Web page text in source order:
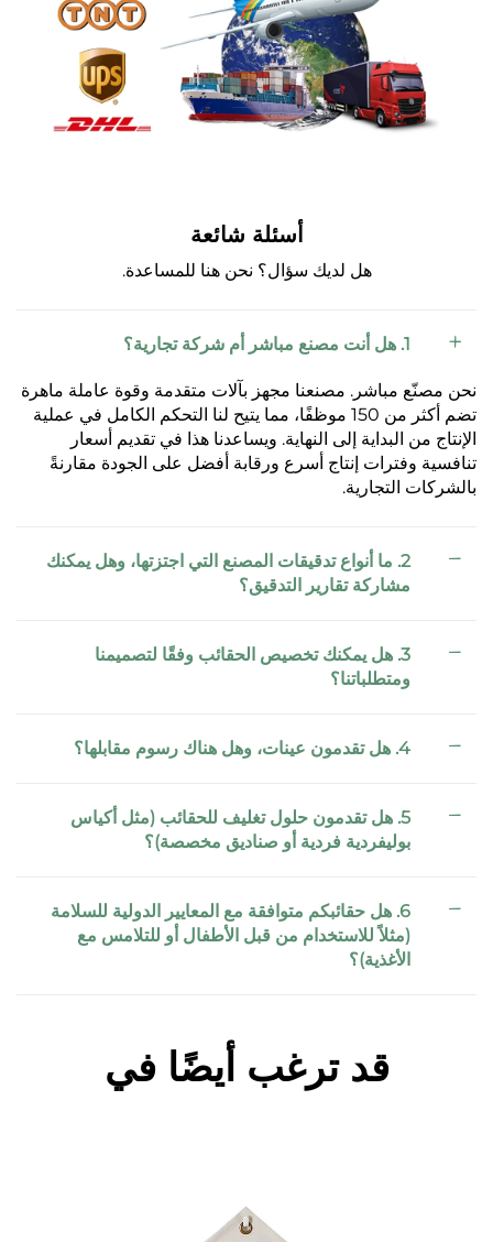
أسئلة شائعة
هل لديك سؤال؟ نحن هنا للمساعدة.
1. هل أنت مصنع مباشر أم شركة تجارية؟
نحن مصنّع مباشر. مصنعنا مجهز بآلات متقدمة وقوة عاملة ماهرة
تضم أكثر من 150 موظفًا، مما يتيح لنا التحكم الكامل في عملية
الإنتاج من البداية إلى النهاية. ويساعدنا هذا في تقديم أسعار
تنافسية وفترات إنتاج أسرع ورقابة أفضل على الجودة مقارنةً
بالشركات التجارية.
2. ما أنواع تدقيقات المصنع التي اجتزتها، وهل يمكنك
مشاركة تقارير التدقيق؟
3. هل يمكنك تخصيص الحقائب وفقًا لتصميمنا
ومتطلباتنا؟
4. هل تقدمون عينات، وهل هناك رسوم مقابلها؟
5. هل تقدمون حلول تغليف للحقائب (مثل أكياس
بوليفردية فردية أو صناديق مخصصة)؟
6. هل حقائبكم متوافقة مع المعايير الدولية للسلامة
(مثلاً للاستخدام من قبل الأطفال أو للتلامس مع
الأغذية)؟
قد ترغب أيضًا في